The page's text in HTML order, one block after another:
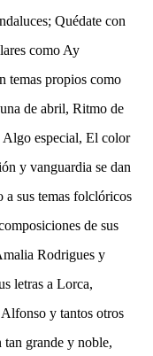
Quédate con
como Ay
temas propios como
de abril, Ritmo de
Algo especial, El color
y vanguardia se dan
a sus temas folclóricos
de sus
Rodrigues y
letras a Lorca,
y tantos otros
tan grande y noble,